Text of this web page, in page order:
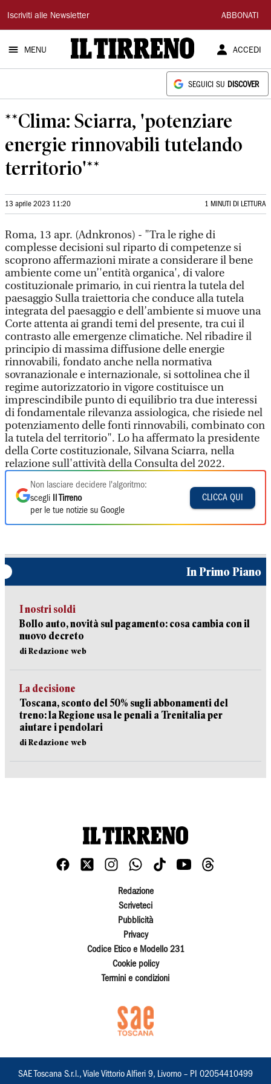
Il
Tirreno
Iscriviti alle Newsletter ABBONATI
MENU ACCEDI
SEGUICI SU DISCOVER
**Clima: Sciarra, 'potenziare
energie rinnovabili tutelando
territorio'**
13 aprile 2023 11:20 1 MINUTI DI LETTURA
Roma, 13 apr. (Adnkronos) - "Tra le righe di
complesse decisioni sul riparto di competenze si
scoprono affermazioni mirate a considerare il bene
ambiente come un’'entità organica', di valore
costituzionale primario, in cui rientra la tutela del
paesaggio Sulla traiettoria che conduce alla tutela
integrata del paesaggio e dell’ambiente si muove una
Corte attenta ai grandi temi del presente, tra cui il
contrasto alle emergenze climatiche. Nel ribadire il
principio di massima diffusione delle energie
rinnovabili, fondato anche nella normativa
sovranazionale e internazionale, si sottolinea che il
regime autorizzatorio in vigore costituisce un
imprescindibile punto di equilibrio tra due interessi
di fondamentale rilevanza assiologica, che risiede nel
potenziamento delle fonti rinnovabili, combinato con
la tutela del territorio". Lo ha affermato la presidente
della Corte costituzionale, Silvana Sciarra, nella
relazione sull'attività della Consulta del 2022.
Non lasciare decidere l'algoritmo:
scegli
Il Tirreno
per le tue notizie su Google
CLICCA QUI
In Primo Piano
I nostri soldi
Bollo auto, novità sul pagamento: cosa cambia con il
nuovo decreto
di Redazione web
La decisione
Toscana, sconto del 50% sugli abbonamenti del
treno: la Regione usa le penali a Trenitalia per
aiutare i pendolari
di Redazione web
Redazione
Scriveteci
Pubblicità
Privacy
Codice Etico e Modello 231
Cookie policy
Termini e condizioni
SAE Toscana S.r.l., Viale Vittorio Alfieri 9, Livorno – PI 02054410499